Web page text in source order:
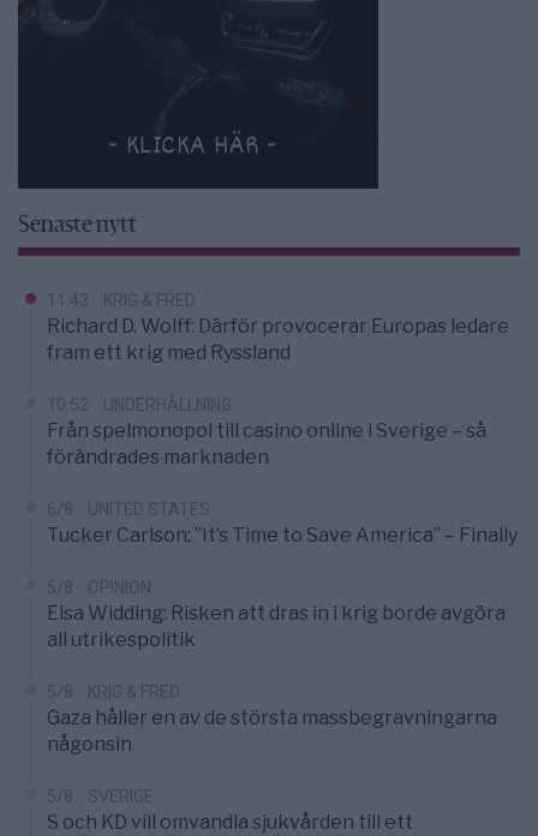
Senaste nytt
11:43 KRIG & FRED
Richard D. Wolff: Därför provocerar Europas ledare
fram ett krig med Ryssland
10:52 UNDERHÅLLNING
Från spelmonopol till casino online i Sverige – så
förändrades marknaden
6/8 UNITED STATES
Tucker Carlson: ”It’s Time to Save America” – Finally
5/8 OPINION
Elsa Widding: Risken att dras in i krig borde avgöra
all utrikespolitik
5/8 KRIG & FRED
Gaza håller en av de största massbegravningarna
någonsin
5/8 SVERIGE
S och KD vill omvandla sjukvården till ett